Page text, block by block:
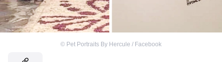
© Pet Portraits By Hercule / Facebook